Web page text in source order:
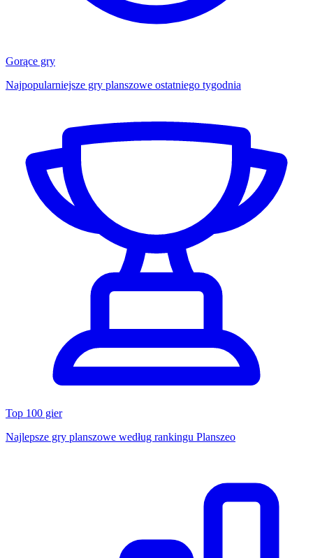
Gorące gry
Najpopularniejsze gry planszowe ostatniego tygodnia
Top 100 gier
Najlepsze gry planszowe według rankingu Planszeo